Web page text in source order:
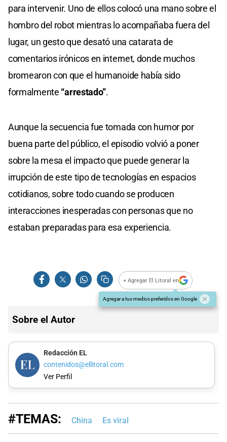
para intervenir. Uno de ellos colocó una mano sobre el
hombro del robot mientras lo acompañaba fuera del
lugar, un gesto que desató una catarata de
comentarios irónicos en internet, donde muchos
bromearon con que el humanoide había sido
formalmente “arrestado”.
Aunque la secuencia fue tomada con humor por
buena parte del público, el episodio volvió a poner
sobre la mesa el impacto que puede generar la
irrupción de este tipo de tecnologías en espacios
cotidianos, sobre todo cuando se producen
interacciones inesperadas con personas que no
estaban preparadas para esa experiencia.
+ Agregar El Litoral en
Agregar a tus medios preferidos en Google
Sobre el Autor
Redacción EL
contenidos@ellitoral.com
Ver Perfil
#TEMAS: China Es viral